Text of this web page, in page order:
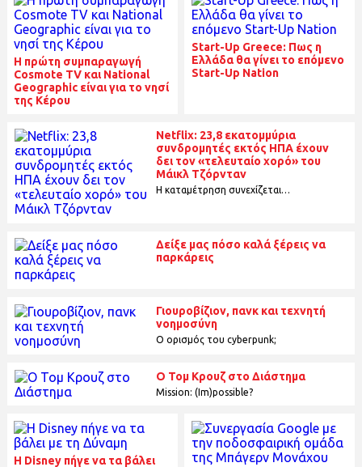
Η πρώτη συμπαραγωγή
Cosmote TV και National
Geographic είναι για το νησί
της Κέρου
Start-Up Greece: Πως η
Ελλάδα θα γίνει το επόμενο
Start-Up Nation
Netflix: 23,8 εκατομμύρια
συνδρομητές εκτός ΗΠΑ έχουν
δει τον «τελευταίο χορό» του
Μάικλ Τζόρνταν
H καταμέτρηση συνεχίζεται…
Δείξε μας πόσο καλά ξέρεις να
παρκάρεις
Γιουροβίζιον, πανκ και τεχνητή
νοημοσύνη
Ο ορισμός του cyberpunk;
Ο Τομ Κρουζ στο Διάστημα
Mission: (Im)possible?
Η Disney πήγε να τα βάλει